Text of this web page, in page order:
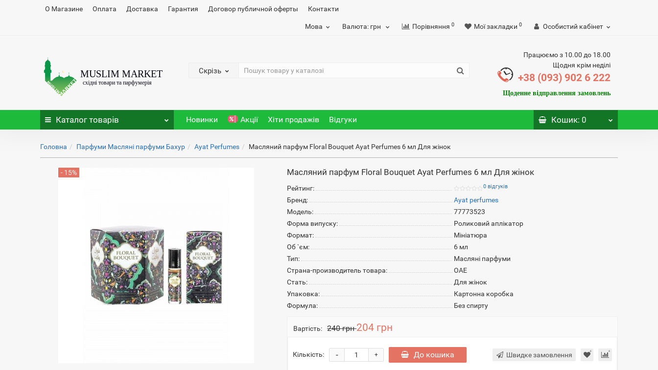
О Магазине Оплата Доставка Гарантия Договор публичной оферты Контакти
Мова Валюта: грн Порівняння 0 Мої закладки 0 Особистий кабінет
Скрізь
Працюємо з 10.00 до 18.00
Щодня крім неділі
+38 (093) 902 6 222
Щоденне відправлення замовлень
Каталог товарів Новинки Акції Хіти продажів Відгуки Кошик: 0
Головна Парфуми Масляні парфуми Бахур Ayat Perfumes Масляний парфум Floral Bouquet Ayat Perfumes 6 мл Для жінок
- 15% Масляний парфум Floral Bouquet Ayat Perfumes 6 мл Для жінок
Рейтинг: 0 відгуків
Бренд:
Ayat perfumes
Модель:
77773523
Форма випуску:
Роликовий аплікатор
Формат:
Мініатюра
Об `єм:
6 мл
Тип:
Масляні парфуми
Страна-производитель товара:
ОАЕ
Стать:
Для жінок
Упаковка:
Картонна коробка
Формула:
Без спирту
Вартість: 240 грн204 грн
Кількість: +
- До кошика Швидке замовлення